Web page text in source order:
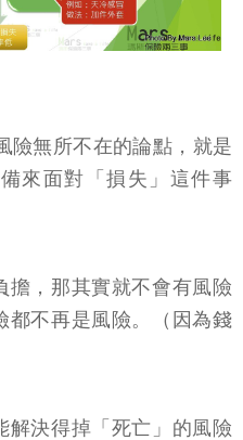
險無所不在的論點，就是
來面對「損失」這件事
擔，那其實就不會有風險
都不再是風險。（因為錢
解決得掉「死亡」的風險